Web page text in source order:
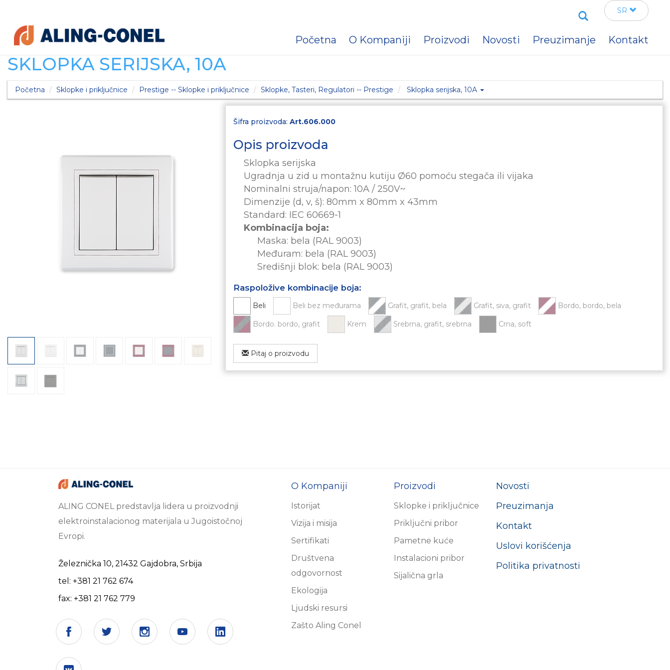
SearchSR
Početna O Kompaniji Proizvodi Novosti Preuzimanje Kontakt
SKLOPKA SERIJSKA, 10A
Početna Sklopke i priključnice Prestige -- Sklopke i priključnice Sklopke, Tasteri, Regulatori -- Prestige Sklopka serijska, 10A
Šifra proizvoda: Art.606.000
Opis proizvoda
Sklopka serijska
Ugradnja u zid u montažnu kutiju Ø60 pomoću stegača ili vijaka
Nominalni struja/napon: 10A / 250V~
Dimenzije (d, v, š): 80mm x 80mm x 43mm
Standard: IEC 60669-1
Kombinacija boja:
Maska: bela (RAL 9003)
Međuram: bela (RAL 9003)
Središnji blok: bela (RAL 9003)
Raspoložive kombinacije boja:
Beli Beli bez međurama Grafit, grafit, bela Grafit, siva, grafit Bordo, bordo, bela
Bordo. bordo, grafit Krem Srebrna, grafit, srebrna Crna, soft
Pitaj o proizvodu
ALING CONEL predstavlja lidera u proizvodnji
elektroinstalacionog materijala u Jugoistočnoj
Evropi.
Železnička 10, 21432 Gajdobra, Srbija
tel: +381 21 762 674
fax: +381 21 762 779
O Kompaniji
Istorijat
Vizija i misija
Sertifikati
Društvena
odgovornost
Ekologija
Ljudski resursi
Zašto Aling Conel
Proizvodi
Sklopke i priključnice
Priključni pribor
Pametne kuće
Instalacioni pribor
Sijalična grla
Novosti
Preuzimanja
Kontakt
Uslovi korišćenja
Politika privatnosti